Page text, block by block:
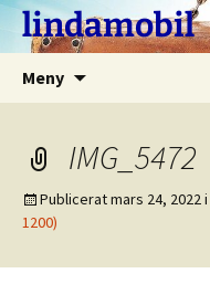
Hoppalindamobil
Meny
IMG_5472
Publiceratmars 24, 2022i
1200)